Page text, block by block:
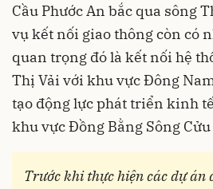
Cầu Phước An bắc qua sông
vụ kết nối giao thông còn có
quan trọng đó là kết nối hệ
Thị Vải với khu vực Đông
tạo động lực phát triển kinh
khu vực Đồng Bằng Sông
Trước khi thực hiện các dự án